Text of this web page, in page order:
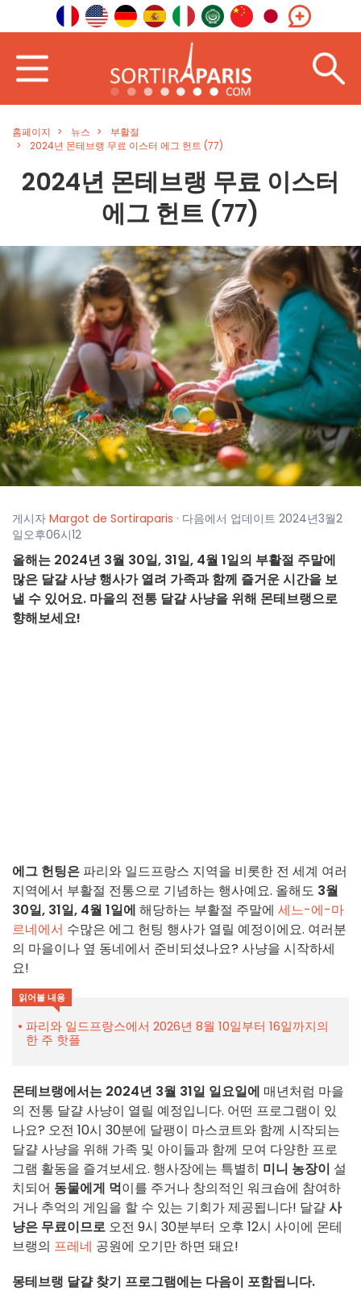
홈페이지 뉴스
부활절
2024년 몬테브랭 무료 이스터 에그 헌트 (77)
2024년 몬테브랭 무료 이스터
에그 헌트 (77)
게시자 Margot de Sortiraparis · 다음에서 업데이트 2024년3월2
일오후06시12
올해는 2024년 3월 30일, 31일, 4월 1일의 부활절 주말에
많은 달걀 사냥 행사가 열려 가족과 함께 즐거운 시간을 보
낼 수 있어요. 마을의 전통 달걀 사냥을 위해 몬테브랭으로
향해보세요!
에그 헌팅은 파리와 일드프랑스 지역을 비롯한 전 세계 여러
지역에서 부활절 전통으로 기념하는 행사예요. 올해도 3월
30일, 31일, 4월 1일에 해당하는 부활절 주말에 세느-에-마
르네에서 수많은 에그 헌팅 행사가 열릴 예정이에요. 여러분
의 마을이나 옆 동네에서 준비되셨나요? 사냥을 시작하세
요!
읽어볼 내용
파리와 일드프랑스에서 2026년 8월 10일부터 16일까지의
한 주 핫플
몬테브랭에서는 2024년 3월 31일 일요일에 매년처럼 마을
의 전통 달걀 사냥이 열릴 예정입니다. 어떤 프로그램이 있
나요? 오전 10시 30분에 달팽이 마스코트와 함께 시작되는
달걀 사냥을 위해 가족 및 아이들과 함께 모여 다양한 프로
그램 활동을 즐겨보세요. 행사장에는 특별히 미니 농장이 설
치되어 동물에게 먹이를 주거나 창의적인 워크숍에 참여하
거나 추억의 게임을 할 수 있는 기회가 제공됩니다! 달걀사
냥은 무료이므로 오전 9시 30분부터 오후 12시 사이에 몬테
브랭의 프레네 공원에 오기만 하면 돼요!
몽테브랭 달걀 찾기 프로그램에는 다음이 포함됩니다.